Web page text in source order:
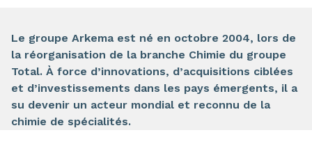
Le groupe Arkema est né en octobre 2004, lors de
la réorganisation de la branche Chimie du groupe
Total. À force d’innovations, d’acquisitions ciblées
et d’investissements dans les pays émergents, il a
su devenir un acteur mondial et reconnu de la
chimie de spécialités.